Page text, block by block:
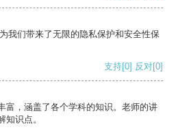
我们带来了无限的隐私保护和安全性保
支持[0] 反对[0]
富，涵盖了各个学科的知识。老师的讲
识点。